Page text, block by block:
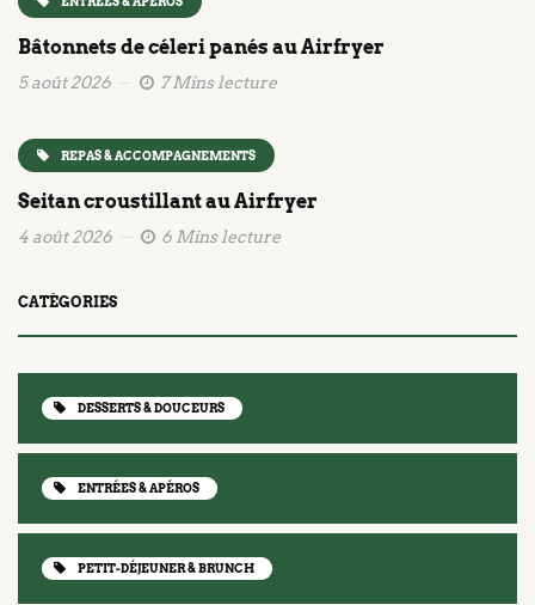
Bâtonnets de céleri panés au Airfryer
5 août 2026 7 Mins lecture
REPAS & ACCOMPAGNEMENTS
Seitan croustillant au Airfryer
4 août 2026 6 Mins lecture
CATÉGORIES
DESSERTS & DOUCEURS
ENTRÉES & APÉROS
PETIT-DÉJEUNER & BRUNCH